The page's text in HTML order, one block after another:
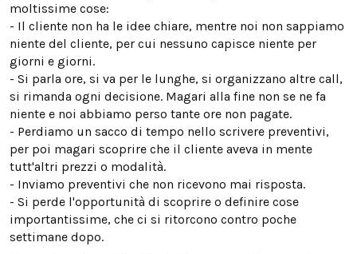
moltissime cose:
- Il cliente non ha le idee chiare, mentre noi non sappiamo
niente del cliente, per cui nessuno capisce niente per
giorni e giorni.
- Si parla ore, si va per le lunghe, si organizzano altre call,
si rimanda ogni decisione. Magari alla fine non se ne fa
niente e noi abbiamo perso tante ore non pagate.
- Perdiamo un sacco di tempo nello scrivere preventivi,
per poi magari scoprire che il cliente aveva in mente
tutt'altri prezzi o modalità.
- Inviamo preventivi che non ricevono mai risposta.
- Si perde l'opportunità di scoprire o definire cose
importantissime, che ci si ritorcono contro poche
settimane dopo.